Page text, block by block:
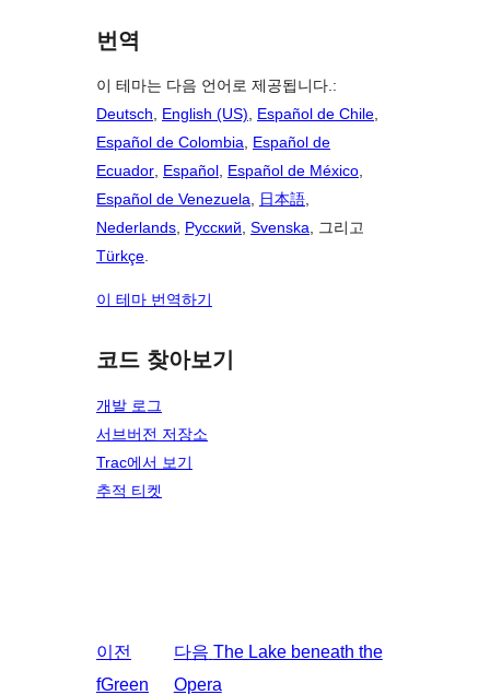
번역
이 테마는 다음 언어로 제공됩니다.:
Deutsch, English (US), Español de Chile,
Español de Colombia, Español de
Ecuador, Español, Español de México,
Español de Venezuela, 日本語,
Nederlands, Русский, Svenska, 그리고
Türkçe.
이 테마 번역하기
코드 찾아보기
개발 로그
서브버전 저장소
Trac에서 보기
추적 티켓
이전
fGreen
다음 The Lake beneath the
Opera